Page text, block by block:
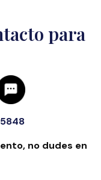
para
no dudes en